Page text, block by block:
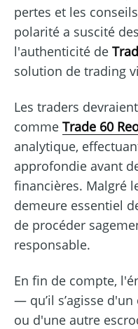
pertes et les
polarité a suscité
l'authenticité de
solution de trading
Les traders
comme Trade 60
analytique,
approfondie avant
financières. Malgré
demeure essentiel
de procéder
responsable.
En fin de compte,
— qu’il s’agisse
ou d'une autre